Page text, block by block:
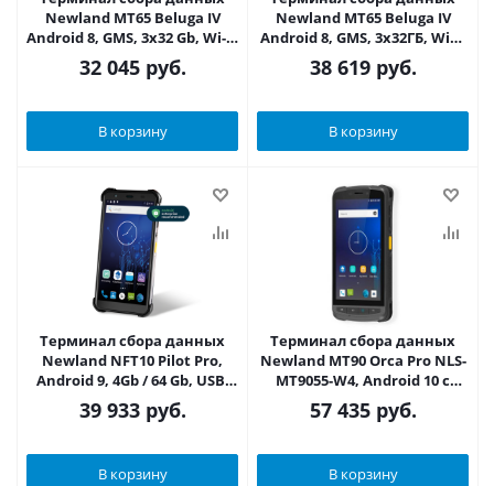
Newland MT65 Beluga IV
Android 8, GMS, 3x32 Gb, Wi-Fi
/ Bluetooth / 4G, NFC,
камера + «Склад 15»
32 045руб.
В корзину
Newland MT65 Beluga IV
Android 8, GMS, 3x32ГБ, WiFi,
BT, 4G, NFC, камера,
подставка + «Склад 15»
38 619руб.
В корзину
Терминал сбора данных
Newland NFT10 Pilot Pro,
Android 9, 4Gb / 64 Gb, USB,
4800 мАч
39 933руб.
В корзину
Терминал сбора данных
Newland MT90 Orca Pro NLS-
MT9055-W4, Android 10 с
GMS, 3 Gb / 32 Gb, 2D,
Bluetooth / Wi-Fi / 4G / GPS,
57 435руб.
В корзину